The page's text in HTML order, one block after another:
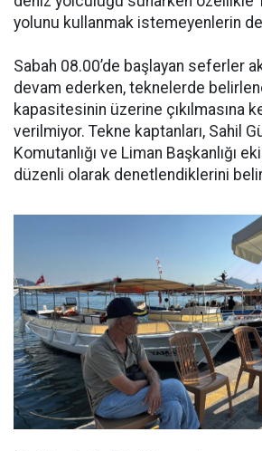
yolunu kullanmak istemeyenlerin
Sabah 08.00’de başlayan seferler
devam ederken, teknelerde
kapasitesinin üzerine çıkılmasına
verilmiyor. Tekne kaptanları, Sahil
Komutanlığı ve Liman Başkanlığı
düzenli olarak denetlendiklerini